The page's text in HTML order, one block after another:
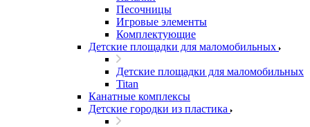
Песочницы
Игровые элементы
Комплектующие
Детские площадки для маломобильных
Детские площадки для маломобильных
Titan
Канатные комплексы
Детские городки из пластика